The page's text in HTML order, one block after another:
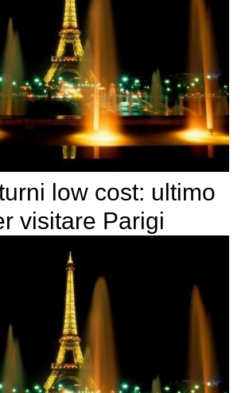
low cost: ultimo
visitare Parigi